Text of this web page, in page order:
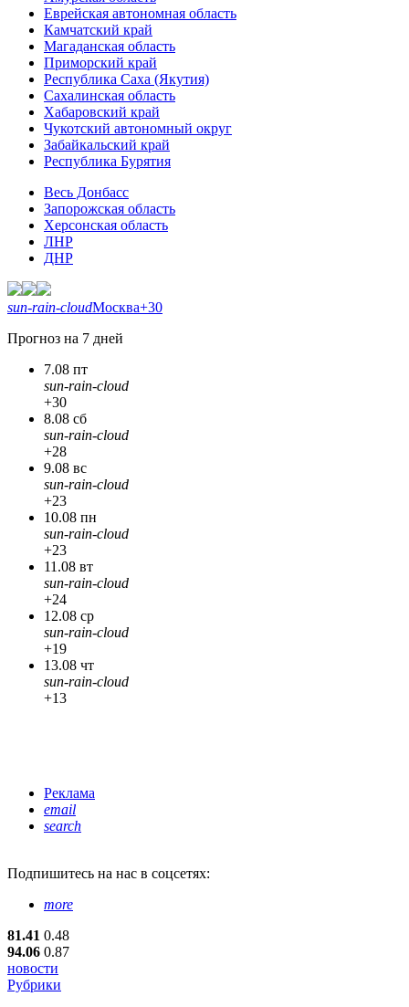
Еврейская автономная область
Камчатский край
Магаданская область
Приморский край
Республика Саха (Якутия)
Сахалинская область
Хабаровский край
Чукотский автономный округ
Забайкальский край
Республика Бурятия
Весь Донбасс
Запорожская область
Херсонская область
ЛНР
ДНР
sun-rain-cloudМосква+30
Прогноз на 7 дней
7.08 пт
sun-rain-cloud
+30
8.08 сб
sun-rain-cloud
+28
9.08 вс
sun-rain-cloud
+23
10.08 пн
sun-rain-cloud
+23
11.08 вт
sun-rain-cloud
+24
12.08 ср
sun-rain-cloud
+19
13.08 чт
sun-rain-cloud
+13
Реклама
email
search
Подпишитесь на нас в соцсетях:
more
81.41 0.48
94.06 0.87
новости
Рубрики